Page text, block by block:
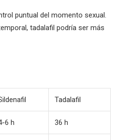
puntual del momento sexual.
tadalafil podría ser más
Tadalafil
6 h 36 h